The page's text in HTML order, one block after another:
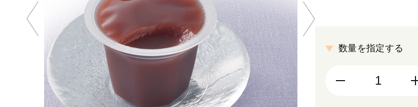
数量を指定する